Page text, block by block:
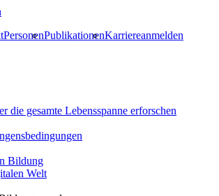
PersonenPublikationenKarriereanmelden
die gesamte Lebensspanne erforschen
Bildung
Welt